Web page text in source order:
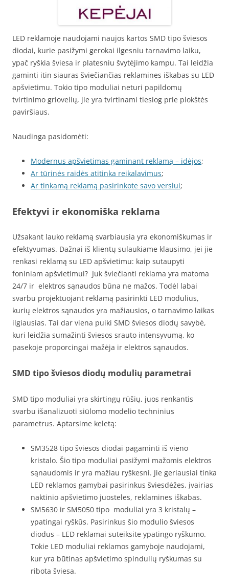
LED reklamoje naudojami naujos kartos SMD tipo šviesos
diodai, kurie pasižymi gerokai ilgesniu tarnavimo laiku,
ypač ryškia šviesa ir platesniu švytėjimo kampu. Tai leidžia
gaminti itin siauras šviečiančias reklamines iškabas su LED
apšvietimu. Tokio tipo moduliai neturi papildomų
tvirtinimo griovelių, jie yra tvirtinami tiesiog prie plokštės
paviršiaus.
Naudinga pasidomėti:
Modernus apšvietimas gaminant reklamą – idėjos;
Ar tūrinės raidės atitinka reikalavimus;
Ar tinkamą reklamą pasirinkote savo verslui;
Efektyvi ir ekonomiška reklama
Užsakant lauko reklamą svarbiausia yra ekonomiškumas ir
efektyvumas. Dažnai iš klientų sulaukiame klausimo, jei jie
renkasi reklamą su LED apšvietimu: kaip sutaupyti
foniniam apšvietimui? Juk šviečianti reklama yra matoma
24/7 ir elektros sąnaudos būna ne mažos. Todėl labai
svarbu projektuojant reklamą pasirinkti LED modulius,
kurių elektros sąnaudos yra mažiausios, o tarnavimo laikas
ilgiausias. Tai dar viena puiki SMD šviesos diodų savybė,
kuri leidžia sumažinti šviesos srauto intensyvumą, ko
pasekoje proporcingai mažėja ir elektros sąnaudos.
SMD tipo šviesos diodų modulių parametrai
SMD tipo moduliai yra skirtingų rūšių, juos renkantis
svarbu išanalizuoti siūlomo modelio techninius
parametrus. Aptarsime keletą:
SM3528 tipo šviesos diodai pagaminti iš vieno
kristalo. Šio tipo moduliai pasižymi mažomis elektros
sąnaudomis ir yra mažiau ryškesni. Jie geriausiai tinka
LED reklamos gamybai pasirinkus šviesdėžes, įvairias
naktinio apšvietimo juosteles, reklamines iškabas.
SM5630 ir SM5050 tipo moduliai yra 3 kristalų –
ypatingai ryškūs. Pasirinkus šio modulio šviesos
diodus – LED reklamai suteiksite ypatingo ryškumo.
Tokie LED moduliai reklamos gamyboje naudojami,
kur yra būtinas apšvietimo spindulių ryškumas su
ribota šviesa.